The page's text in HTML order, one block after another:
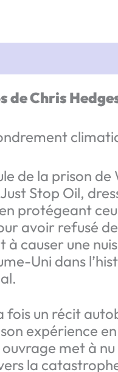
de Chris
de la prison
Stop Oil,
protégeant
avoir refusé
causer une
Uni dans
fois un récit
son expérience
met à
la